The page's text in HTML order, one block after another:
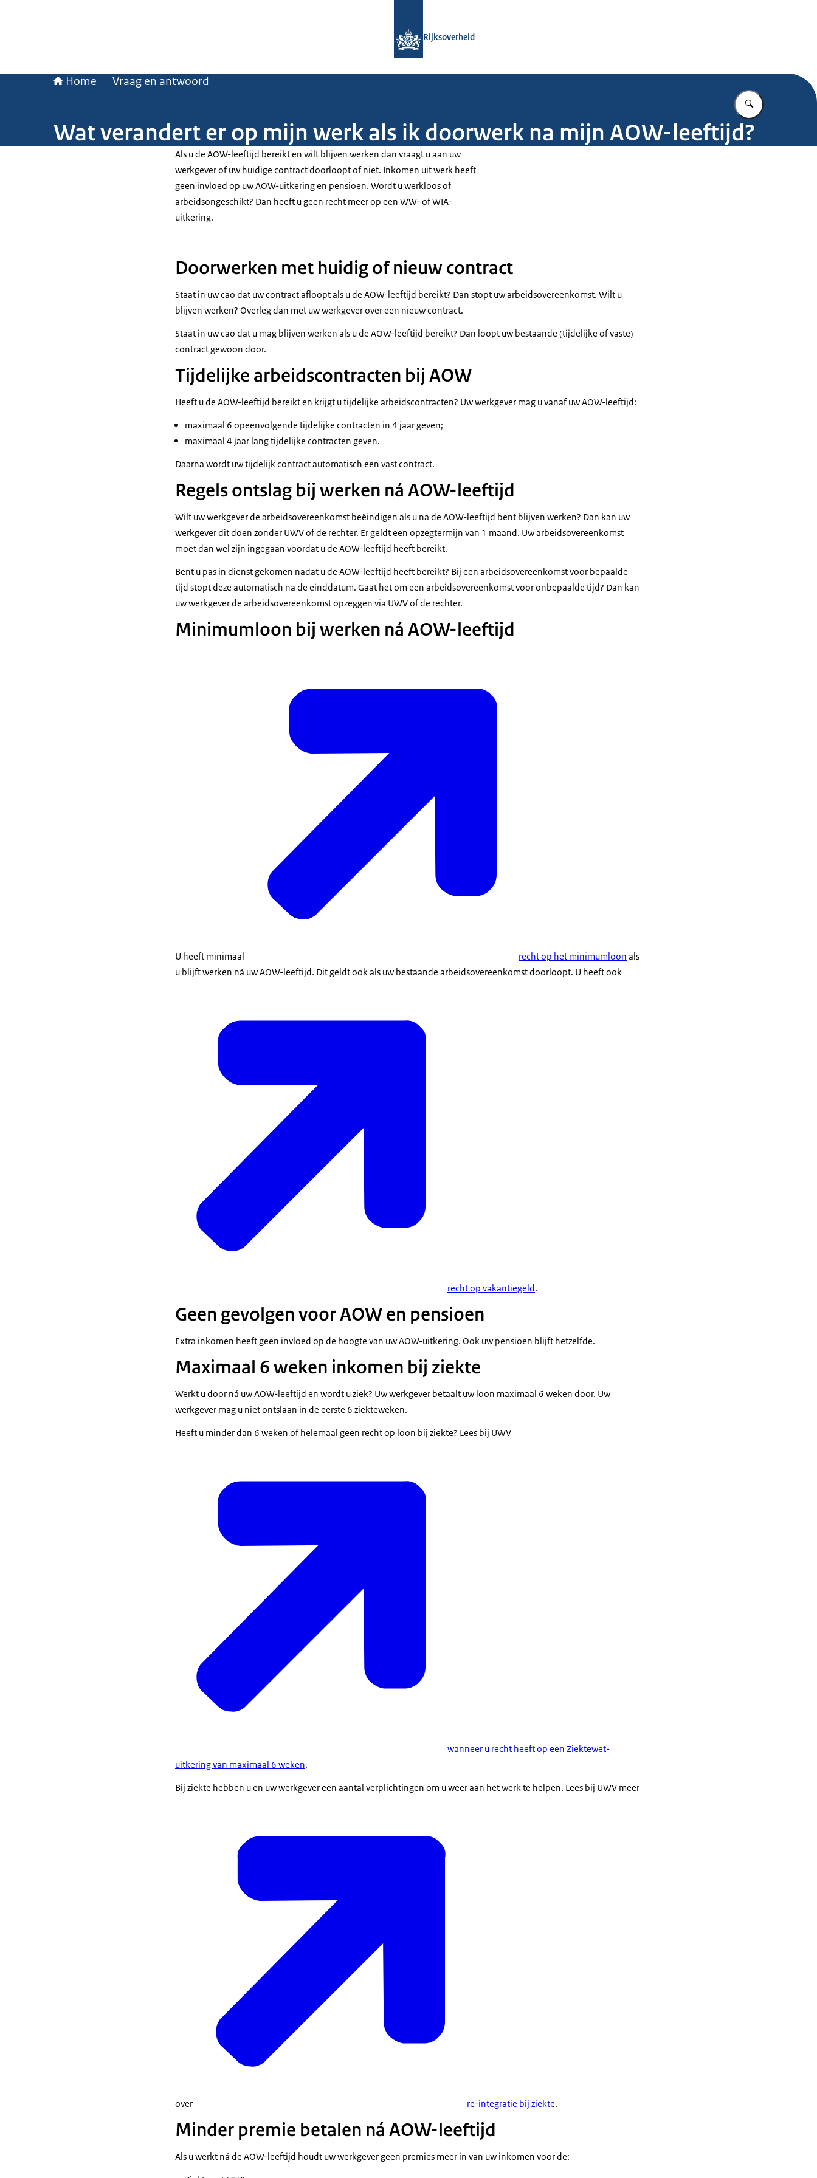
Rijksoverheid
Home Vraag en antwoord
Vul in wat u
Wat verandert er op mijn werk als ik doorwerk na mijn AOW-leeftijd?
Als u de AOW-leeftijd bereikt en wilt blijven werken dan vraagt u aan uw
werkgever of uw huidige contract doorloopt of niet. Inkomen uit werk heeft
geen invloed op uw AOW-uitkering en pensioen. Wordt u werkloos of
arbeidsongeschikt? Dan heeft u geen recht meer op een WW- of WIA-
uitkering.
Doorwerken met huidig of nieuw contract
Staat in uw cao dat uw contract afloopt als u de AOW-leeftijd bereikt? Dan stopt uw arbeidsovereenkomst. Wilt u
blijven werken? Overleg dan met uw werkgever over een nieuw contract.
Staat in uw cao dat u mag blijven werken als u de AOW-leeftijd bereikt? Dan loopt uw bestaande (tijdelijke of vaste)
contract gewoon door.
Tijdelijke arbeidscontracten bij AOW
Heeft u de AOW-leeftijd bereikt en krijgt u tijdelijke arbeidscontracten? Uw werkgever mag u vanaf uw AOW-leeftijd:
maximaal 6 opeenvolgende tijdelijke contracten in 4 jaar geven;
maximaal 4 jaar lang tijdelijke contracten geven.
Daarna wordt uw tijdelijk contract automatisch een vast contract.
Regels ontslag bij werken ná AOW-leeftijd
Wilt uw werkgever de arbeidsovereenkomst beëindigen als u na de AOW-leeftijd bent blijven werken? Dan kan uw
werkgever dit doen zonder UWV of de rechter. Er geldt een opzegtermijn van 1 maand. Uw arbeidsovereenkomst
moet dan wel zijn ingegaan voordat u de AOW-leeftijd heeft bereikt.
Bent u pas in dienst gekomen nadat u de AOW-leeftijd heeft bereikt? Bij een arbeidsovereenkomst voor bepaalde
tijd stopt deze automatisch na de einddatum. Gaat het om een arbeidsovereenkomst voor onbepaalde tijd? Dan kan
uw werkgever de arbeidsovereenkomst opzeggen via UWV of de rechter.
Minimumloon bij werken ná AOW-leeftijd
U heeft minimaal recht op het minimumloon als
u blijft werken ná uw AOW-leeftijd. Dit geldt ook als uw bestaande arbeidsovereenkomst doorloopt. U heeft ook
recht op vakantiegeld.
Geen gevolgen voor AOW en pensioen
Extra inkomen heeft geen invloed op de hoogte van uw AOW-uitkering. Ook uw pensioen blijft hetzelfde.
Maximaal 6 weken inkomen bij ziekte
Werkt u door ná uw AOW-leeftijd en wordt u ziek? Uw werkgever betaalt uw loon maximaal 6 weken door. Uw
werkgever mag u niet ontslaan in de eerste 6 ziekteweken.
Heeft u minder dan 6 weken of helemaal geen recht op loon bij ziekte? Lees bij UWV
wanneer u recht heeft op een Ziektewet-
uitkering van maximaal 6 weken.
Bij ziekte hebben u en uw werkgever een aantal verplichtingen om u weer aan het werk te helpen. Lees bij UWV meer
over re-integratie bij ziekte.
Minder premie betalen ná AOW-leeftijd
Als u werkt ná de AOW-leeftijd houdt uw werkgever geen premies meer in van uw inkomen voor de: